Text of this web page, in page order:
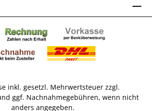
inkl. gesetzl. Mehrwertsteuer zzgl.
ggf. Nachnahmegebühren, wenn nicht
anders angegeben.